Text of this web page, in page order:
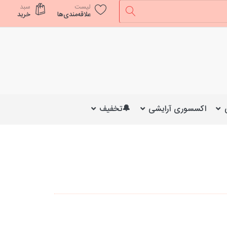
لیست
علاقه‌مندی‌ها
سبد
خرید
اکسسوری آرایشی 🔔تخفیف